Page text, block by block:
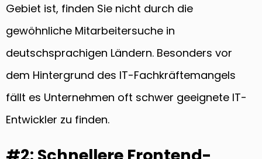
Gebiet ist, finden Sie nicht durch die
gewöhnliche Mitarbeitersuche in
deutschsprachigen Ländern. Besonders vor
dem Hintergrund des IT-Fachkräftemangels
fällt es Unternehmen oft schwer geeignete IT-
Entwickler zu finden.